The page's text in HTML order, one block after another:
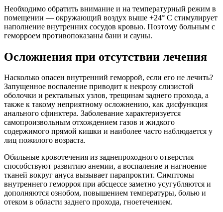
Необходимо обратить внимание и на температурный режим в
помещении — окружающий воздух выше +24° C стимулирует
наполнение внутренних сосудов кровью. Поэтому больным с
геморроем противопоказаны бани и сауны.
Осложнения при отсутствии лечения
Насколько опасен внутренний геморрой, если его не лечить?
Запущенное воспаление приводит к некрозу слизистой
оболочки и ректальных узлов, трещинам заднего прохода, а
также к такому неприятному осложнению, как дисфункция
анального сфинктера. Заболевание характеризуется
самопроизвольным отхождением газов и жидкого
содержимого прямой кишки и наиболее часто наблюдается у
лиц пожилого возраста.
Обильные кровотечения из заднепроходного отверстия
способствуют развитию анемии, а воспаление и нагноение
тканей вокруг ануса вызывает парапроктит. Симптомы
внутреннего геморроя при абсцессе заметно усугубляются и
дополняются ознобом, повышением температуры, болью и
отеком в области заднего прохода, гноетечением.